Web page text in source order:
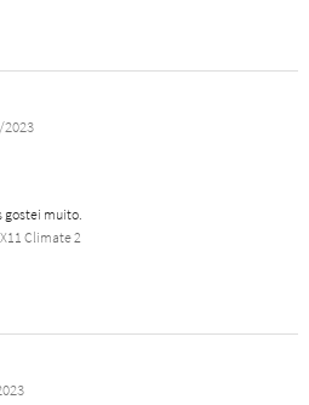
gostei muito.
Climate 2